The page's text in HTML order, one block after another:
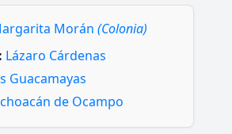
Morán (Colonia)
Lázaro Cárdenas
Guacamayas
de Ocampo